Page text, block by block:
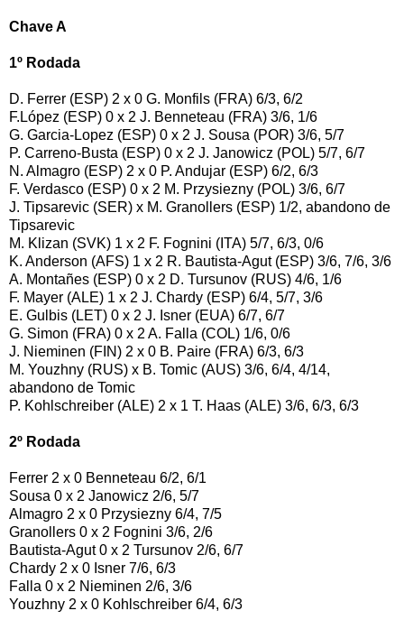
Chave A
1º Rodada
D. Ferrer (ESP) 2 x 0 G. Monfils (FRA) 6/3, 6/2
F.López (ESP) 0 x 2 J. Benneteau (FRA) 3/6, 1/6
G. Garcia-Lopez (ESP) 0 x 2 J. Sousa (POR) 3/6, 5/7
P. Carreno-Busta (ESP) 0 x 2 J. Janowicz (POL) 5/7, 6/7
N. Almagro (ESP) 2 x 0 P. Andujar (ESP) 6/2, 6/3
F. Verdasco (ESP) 0 x 2 M. Przysiezny (POL) 3/6, 6/7
J. Tipsarevic (SER) x M. Granollers (ESP) 1/2, abandono de
Tipsarevic
M. Klizan (SVK) 1 x 2 F. Fognini (ITA) 5/7, 6/3, 0/6
K. Anderson (AFS) 1 x 2 R. Bautista-Agut (ESP) 3/6, 7/6, 3/6
A. Montañes (ESP) 0 x 2 D. Tursunov (RUS) 4/6, 1/6
F. Mayer (ALE) 1 x 2 J. Chardy (ESP) 6/4, 5/7, 3/6
E. Gulbis (LET) 0 x 2 J. Isner (EUA) 6/7, 6/7
G. Simon (FRA) 0 x 2 A. Falla (COL) 1/6, 0/6
J. Nieminen (FIN) 2 x 0 B. Paire (FRA) 6/3, 6/3
M. Youzhny (RUS) x B. Tomic (AUS) 3/6, 6/4, 4/14,
abandono de Tomic
P. Kohlschreiber (ALE) 2 x 1 T. Haas (ALE) 3/6, 6/3, 6/3
2º Rodada
Ferrer 2 x 0 Benneteau 6/2, 6/1
Sousa 0 x 2 Janowicz 2/6, 5/7
Almagro 2 x 0 Przysiezny 6/4, 7/5
Granollers 0 x 2 Fognini 3/6, 2/6
Bautista-Agut 0 x 2 Tursunov 2/6, 6/7
Chardy 2 x 0 Isner 7/6, 6/3
Falla 0 x 2 Nieminen 2/6, 3/6
Youzhny 2 x 0 Kohlschreiber 6/4, 6/3